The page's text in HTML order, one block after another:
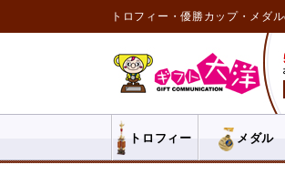
トロフィー・優勝カップ・メダ
トロフィー メダル